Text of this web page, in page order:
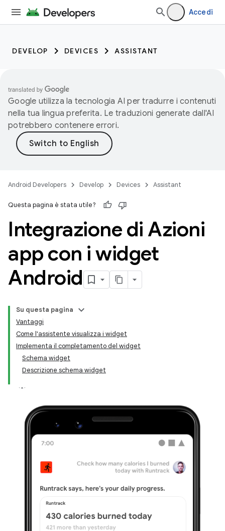
Accedi
DEVELOP DEVICES ASSISTANT
Google utilizza la tecnologia AI per tradurre i contenuti
nella tua lingua preferita. Le traduzioni generate dall'AI
potrebbero contenere errori.
Android Developers Develop Devices Assistant
Questa pagina è stata utile?
Integrazione di Azioni
app con i widget
Android
Su questa pagina
Vantaggi
Come l'assistente visualizza i widget
Implementa il completamento del widget
Schema widget
Descrizione schema widget